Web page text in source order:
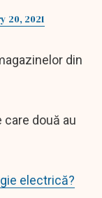
20, 2021
din
două au
electrică?